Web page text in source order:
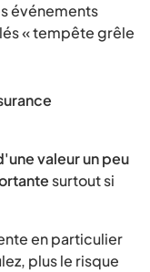
événements
« tempête grêle
valeur un peu
surtout si
en particulier
plus le risque